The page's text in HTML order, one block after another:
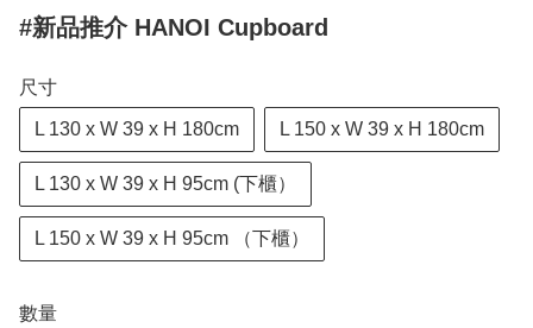
#新品推介 HANOI Cupboard
尺寸
L 130 x W 39 x H 180cm L 150 x W 39 x H 180cm
L 130 x W 39 x H 95cm (下櫃）
L 150 x W 39 x H 95cm （下櫃）
數量